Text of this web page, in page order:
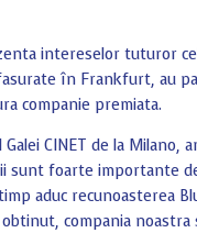
intereselor tuturor
în Frankfurt, au
companie premiata.
CINET de la Milano,
sunt foarte importante
aduc recunoasterea
compania noastra